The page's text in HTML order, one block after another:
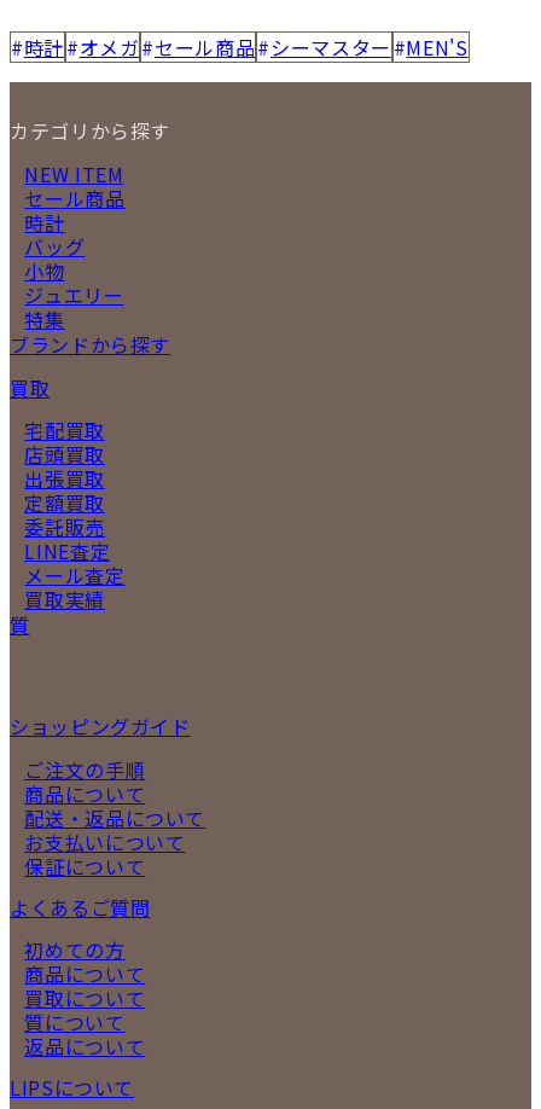
時計 オメガ セール商品 シーマスター MEN'S
カテゴリから探す
NEW ITEM
セール商品
時計
バッグ
小物
ジュエリー
特集
ブランドから探す
買取
宅配買取
店頭買取
出張買取
定額買取
委託販売
LINE査定
メール査定
買取実績
質
ショッピングガイド
ご注文の手順
商品について
配送・返品について
お支払いについて
保証について
よくあるご質問
初めての方
商品について
買取について
質について
返品について
LIPSについて